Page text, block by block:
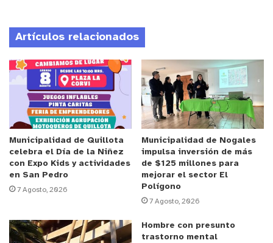
estanque cuya capacidad es de 10 mil litros.
La alcaldesa de Hijuelas, Verónica Rossat, señaló
que este equipamiento es un gran ayuda para
enfrentar la sequía que afecta a la comuna, lo que
se traduce en un en beneficio directo para más de
800 familias.
Otra de las características de este camión aljibe,
es que cuenta con doble equipamiento, ya que
además de realizar las labores de reparto de agua
potable, igualmente cuenta con un completo
sistema de aspersores que permite sumarlo a las
acciones de sanitización
Artículos relacionados
Municipalidad de Quillota
celebra el Día de la Niñez
con Expo Kids y actividades
en San Pedro
7 Agosto, 2026
Municipalidad de Nogales
impulsa inversión de más
de $125 millones para
mejorar el sector El
Polígono
7 Agosto, 2026
Hombre con presunto
trastorno mental